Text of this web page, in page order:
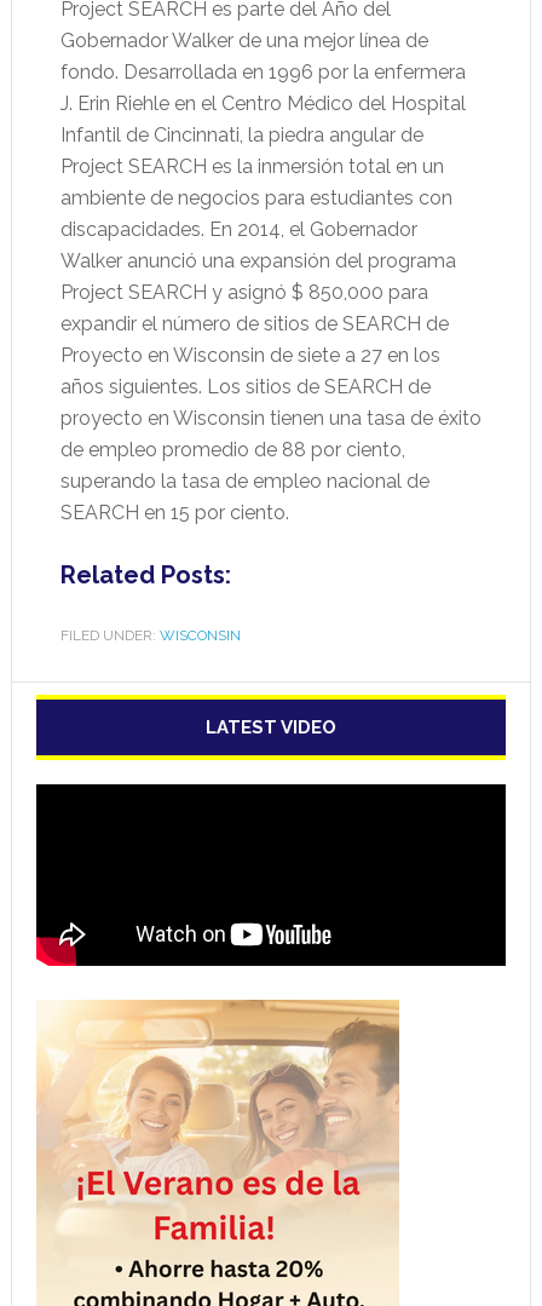
Project SEARCH es parte del Año del
Gobernador Walker de una mejor línea de
fondo. Desarrollada en 1996 por la enfermera
J. Erin Riehle en el Centro Médico del Hospital
Infantil de Cincinnati, la piedra angular de
Project SEARCH es la inmersión total en un
ambiente de negocios para estudiantes con
discapacidades. En 2014, el Gobernador
Walker anunció una expansión del programa
Project SEARCH y asignó $ 850,000 para
expandir el número de sitios de SEARCH de
Proyecto en Wisconsin de siete a 27 en los
años siguientes. Los sitios de SEARCH de
proyecto en Wisconsin tienen una tasa de éxito
de empleo promedio de 88 por ciento,
superando la tasa de empleo nacional de
SEARCH en 15 por ciento.
Related Posts:
FILED UNDER: WISCONSIN
LATEST VIDEO